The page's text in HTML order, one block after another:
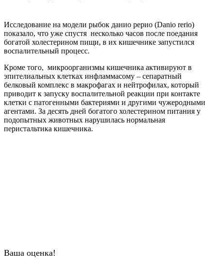
Исследование на модели рыбок данио рерио (Danio rerio)
показало, что уже спустя несколько часов после поедания
богатой холестерином пищи, в их кишечнике запустился
воспалительный процесс.
Кроме того, микроорганизмы кишечника активируют в
эпителиальных клетках инфламмасому – сепаратный
белковый комплекс в макрофагах и нейтрофилах, который
приводит к запуску воспалительной реакции при контакте
клетки с патогенными бактериями и другими чужеродными
агентами. За десять дней богатого холестерином питания у
подопытных животных нарушилась нормальная
перистальтика кишечника.
Ваша оценка!